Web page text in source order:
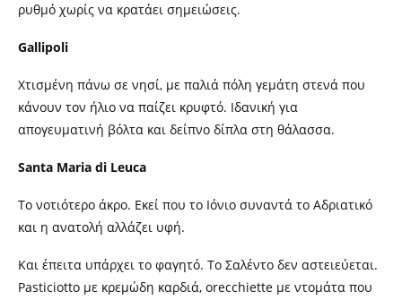
ρυθμό χωρίς να κρατάει σημειώσεις.
Gallipoli
Χτισμένη πάνω σε νησί, με παλιά πόλη γεμάτη στενά που
κάνουν τον ήλιο να παίζει κρυφτό. Ιδανική για
απογευματινή βόλτα και δείπνο δίπλα στη θάλασσα.
Santa Maria di Leuca
Το νοτιότερο άκρο. Εκεί που το Ιόνιο συναντά το Αδριατικό
και η ανατολή αλλάζει υφή.
Και έπειτα υπάρχει το φαγητό. Το Σαλέντο δεν αστειεύεται.
Pasticiotto με κρεμώδη καρδιά, orecchiette με ντομάτα που